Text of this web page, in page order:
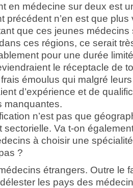
en médecine sur deux est
précédent n’en est que plus
que ces jeunes médecins
ces régions, ce serait
pour une durée
le réceptacle de
émoulus qui malgré
d’expérience et de
manquantes.
n’est pas que
sectorielle. Va t-on
à choisir une
?
étrangers. Outre le
les pays des